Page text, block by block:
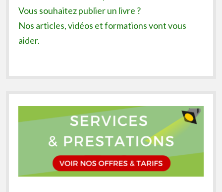
Vous souhaitez publier un livre ?
Nos articles, vidéos et formations vont vous
aider.